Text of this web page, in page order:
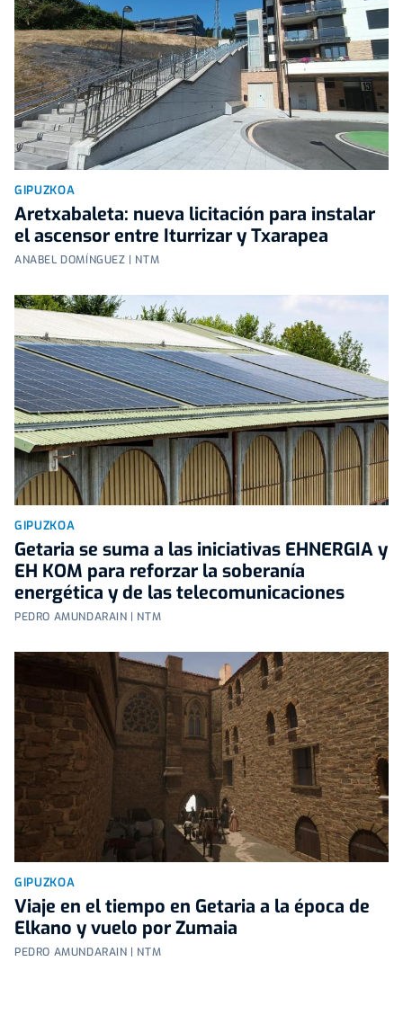
GIPUZKOA
Aretxabaleta: nueva licitación para instalar
el ascensor entre Iturrizar y Txarapea
ANABEL DOMÍNGUEZ | NTM
GIPUZKOA
Getaria se suma a las iniciativas EHNERGIA y
EH KOM para reforzar la soberanía
energética y de las telecomunicaciones
PEDRO AMUNDARAIN | NTM
GIPUZKOA
Viaje en el tiempo en Getaria a la época de
Elkano y vuelo por Zumaia
PEDRO AMUNDARAIN | NTM